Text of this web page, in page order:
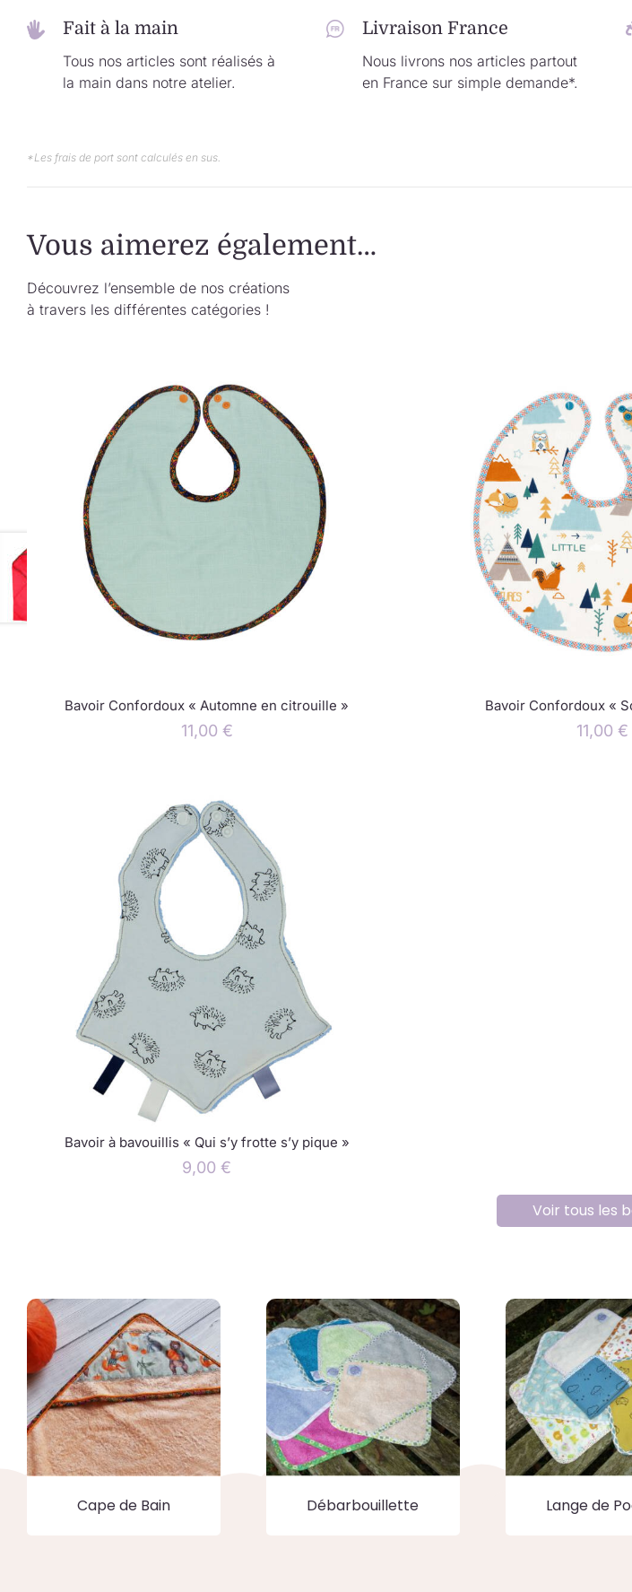
Fait à la main
Tous nos articles sont réalisés à
la main dans notre atelier.
Livraison France
Nous livrons nos articles partout
en France sur simple demande*.
*Les frais de port sont calculés en sus.
Vous aimerez également…
Découvrez l’ensemble de nos créations
à travers les différentes catégories !
Bavoir Confordoux « Automne en citrouille »
11,00 €
Bavoir Confordoux «
11,00 €
Bavoir à bavouillis « Qui s’y frotte s’y pique »
9,00€
Voir tous les
Cape de Bain Débarbouillette Lange de